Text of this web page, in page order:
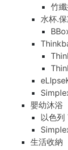
竹
水杯.
嬰幼沐浴
以色
生活收納